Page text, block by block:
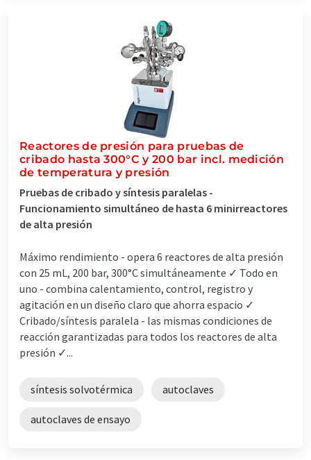
Reactores de presión para pruebas de
cribado hasta 300°C y 200 bar incl. medición
de temperatura y presión
Pruebas de cribado y síntesis paralelas -
Funcionamiento simultáneo de hasta 6 minirreactores
de alta presión
Máximo rendimiento - opera 6 reactores de alta presión
con 25 mL, 200 bar, 300°C simultáneamente ✓ Todo en
uno - combina calentamiento, control, registro y
agitación en un diseño claro que ahorra espacio ✓
Cribado/síntesis paralela - las mismas condiciones de
reacción garantizadas para todos los reactores de alta
presión ✓...
síntesis solvotérmica autoclaves
autoclaves de ensayo